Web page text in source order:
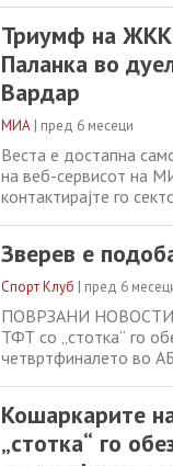
фановите, снимен со
04/02/2026 Швеѓанец
04/02/2026
Триумф на
Паланка во
Вардар
МИА | пред 6 месеци
Веста е достапна
на веб-сервисот на
контактирајте го
за ракометните
Аеродром нов лидер
ЕП „Б дивизија“ за
години Зверев е
Кошаркарите
Зверев е
Спорт Клуб | пред 6
ПОВРЗАНИ НОВОСТИ
ТФТ со „стотка“ го
четвртфиналето во
04/02/2026 Швеѓанец
04/02/2026 Горецка
Арсенал 04/02/2026
Кошаркарите
„стотка“ го